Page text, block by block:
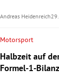
Andreas Heidenreich
Motorsport
Halbzeit auf
Formel-1-